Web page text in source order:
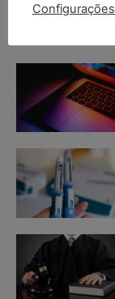
Últimas
Configurações